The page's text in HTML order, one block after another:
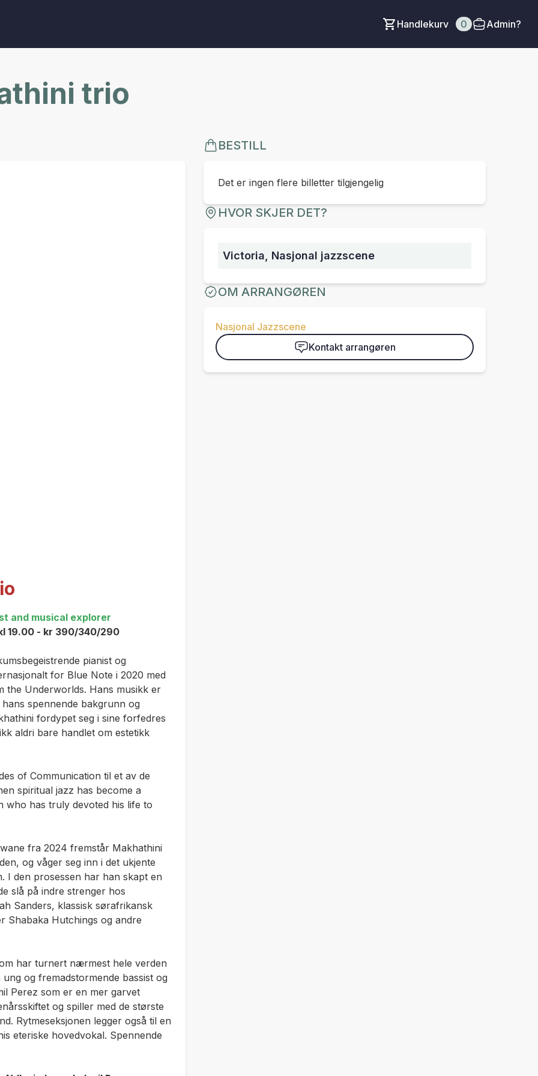
Handlekurv 0 Admin?
trio
and musical explorer
19.00 - kr 390/340/290
pianist og
for Blue Note i 2020 med
the Underworlds. Hans musikk er
spennende bakgrunn og
fordypet seg i sine forfedres
aldri bare handlet om estetikk
of Communication til et av de
spiritual jazz has become a
who has truly devoted his life to
fra 2024 fremstår Makhathini
og våger seg inn i det ukjente
I den prosessen har han skapt en
slå på indre strenger hos
Sanders, klassisk sørafrikansk
Shabaka Hutchings og andre
har turnert nærmest hele verden
og fremadstormende bassist og
Perez som er en mer garvet
og spiller med de største
Rytmeseksjonen legger også til en
eteriske hovedvokal. Spennende
BESTILL
Det er ingen flere billetter tilgjengelig
HVOR SKJER DET?
Victoria, Nasjonal jazzscene
OM ARRANGØREN
Nasjonal Jazzscene
Kontakt arrangøren